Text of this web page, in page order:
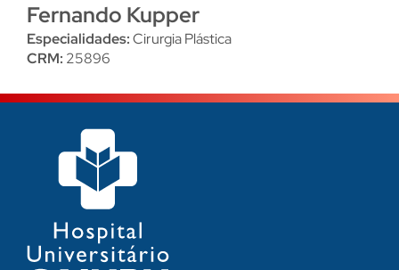
Fernando Kupper
Especialidades:Cirurgia Plástica
CRM: 25896